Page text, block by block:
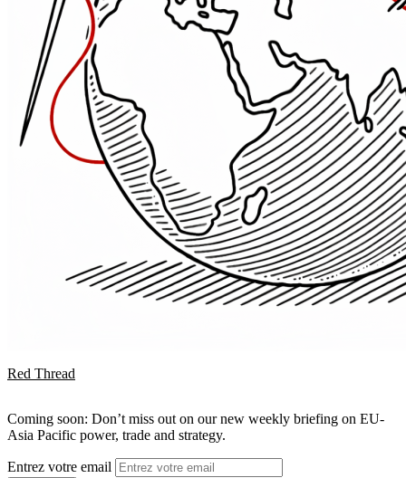
Red Thread
Coming soon: Don’t miss out on our new weekly briefing on EU-
Asia Pacific power, trade and strategy.
Entrez votre email